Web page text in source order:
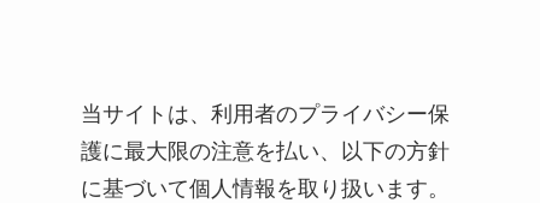
当サイトは、利用者のプライバシー保
護に最大限の注意を払い、以下の方針
に基づいて個人情報を取り扱います。